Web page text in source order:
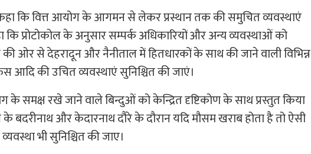
कि वित्त आयोग के आगमन से लेकर प्रस्थान तक की समुचित व्यवस्थाएं
कि प्रोटोकोल के अनुसार सम्पर्क अधिकारियों और अन्य व्यवस्थाओं को
ओर से देहरादून और नैनीताल में हितधारकों के साथ की जाने वाली विभिन्न
आदि की उचित व्यवस्थाएं सुनिश्चित की जाएं।
समक्ष रखे जाने वाले बिन्दुओं को केन्द्रित दृष्टिकोण के साथ प्रस्तुत किया
बदरीनाथ और केदारनाथ दौरे के दौरान यदि मौसम खराब होता है तो ऐसी
भी सुनिश्चित की जाए।